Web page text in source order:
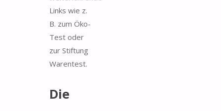
Links wie z.
B. zum Öko-
Test oder
zur Stiftung
Warentest.
Die